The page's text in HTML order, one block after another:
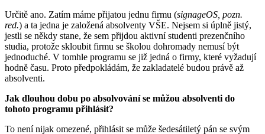
Určitě ano. Zatím máme přijatou jednu firmu (signageOS, pozn.
red.) a ta jedna je založená absolventy VŠE. Nejsem si úplně jistý,
jestli se někdy stane, že sem přijdou aktivní studenti prezenčního
studia, protože skloubit firmu se školou dohromady nemusí být
jednoduché. V tomhle programu se již jedná o firmy, které vyžadují
hodně času. Proto předpokládám, že zakladatelé budou právě až
absolventi.
Jak dlouhou dobu po absolvování se můžou absolventi do
tohoto programu přihlásit?
To není nijak omezené, přihlásit se může šedesátiletý pán se svým